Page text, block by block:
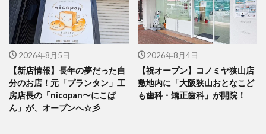
2026年8月5日
【新店情報】長年の夢だった自
分のお店！元「プランタン」工
房店長の「nicopan〜にこぱ
ん」が、オープンへ☆彡
2026年8月4日
【祝オープン】コノミヤ狭山店
敷地内に「大阪狭山おとなこど
も歯科・矯正歯科」が開院！